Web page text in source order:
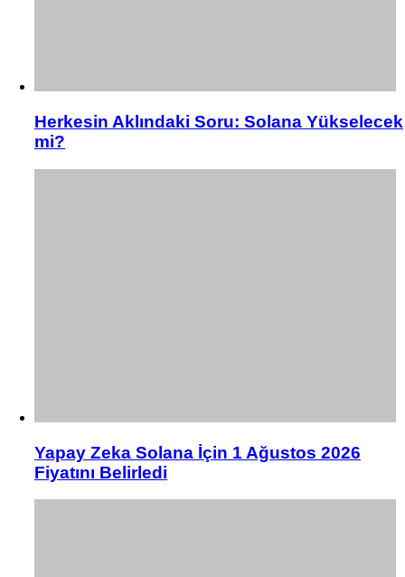
Herkesin Aklındaki Soru: Solana Yükselecek
mi?
Yapay Zeka Solana İçin 1 Ağustos 2026
Fiyatını Belirledi